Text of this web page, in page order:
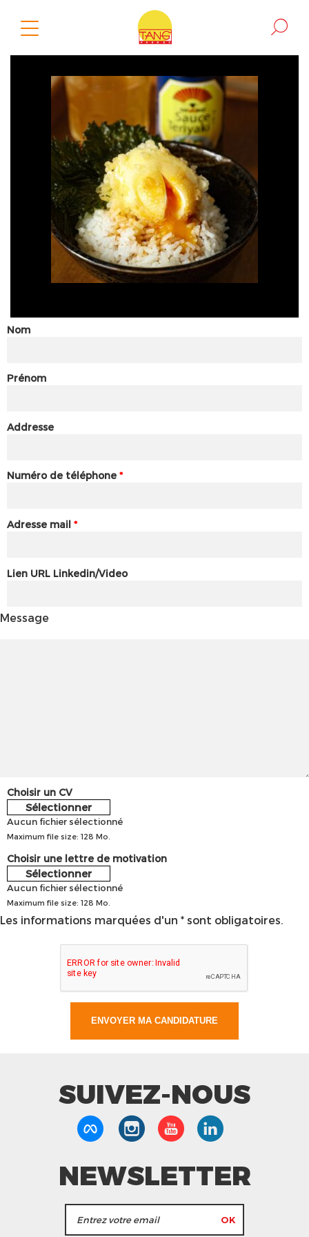
Nom
Prénom
Addresse
Numéro de téléphone *
Adresse mail *
Lien URL Linkedin/Video
Message
Choisir un CV
Sélectionner
Aucun fichier sélectionné
Maximum file size: 128 Mo.
Choisir une lettre de motivation
Sélectionner
Aucun fichier sélectionné
Maximum file size: 128 Mo.
Les informations marquées d'un * sont obligatoires.
SUIVEZ-NOUS
NEWSLETTER